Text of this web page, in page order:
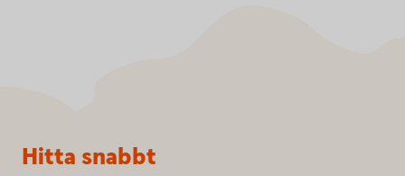
Sidfot
Hitta snabbt